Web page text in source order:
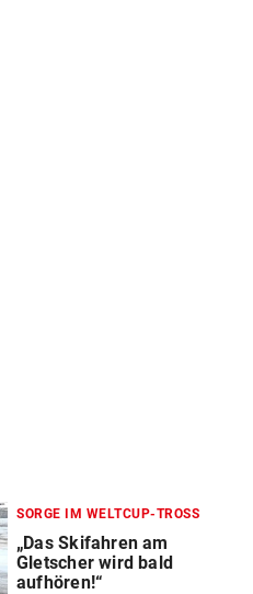
SORGE IM WELTCUP-TROSS
„Das Skifahren am
Gletscher wird bald
aufhören!“